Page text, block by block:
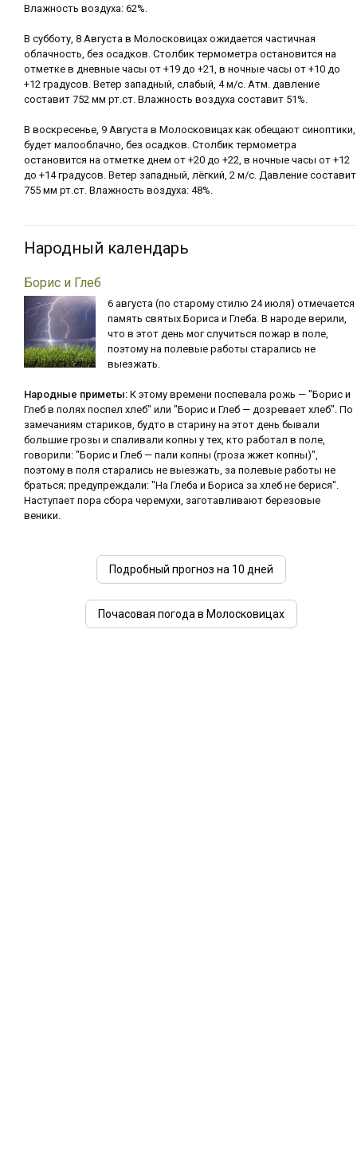
Влажность воздуха: 62%.
В субботу, 8 Августа в Молосковицах ожидается частичная
облачность, без осадков. Столбик термометра остановится на
отметке в дневные часы от +19 до +21, в ночные часы от +10 до
+12 градусов. Ветер западный, слабый, 4 м/с. Атм. давление
составит 752 мм рт.ст. Влажность воздуха составит 51%.
В воскресенье, 9 Августа в Молосковицах как обещают синоптики,
будет малооблачно, без осадков. Столбик термометра
остановится на отметке днем от +20 до +22, в ночные часы от +12
до +14 градусов. Ветер западный, лёгкий, 2 м/с. Давление составит
755 мм рт.ст. Влажность воздуха: 48%.
Народный календарь
Борис и Глеб
6 августа (по старому стилю 24 июля) отмечается
память святых Бориса и Глеба. В народе верили,
что в этот день мог случиться пожар в поле,
поэтому на полевые работы старались не
выезжать.
Народные приметы: К этому времени поспевала рожь — "Борис и
Глеб в полях поспел хлеб" или "Борис и Глеб — дозревает хлеб". По
замечаниям стариков, будто в старину на этот день бывали
большие грозы и спаливали копны у тех, кто работал в поле,
говорили: "Борис и Глеб — пали копны (гроза жжет копны)",
поэтому в поля старались не выезжать, за полевые работы не
браться; предупреждали: "На Глеба и Бориса за хлеб не берися".
Наступает пора сбора черемухи, заготавливают березовые
веники.
Подробный прогноз на 10 дней
Почасовая погода в Молосковицах